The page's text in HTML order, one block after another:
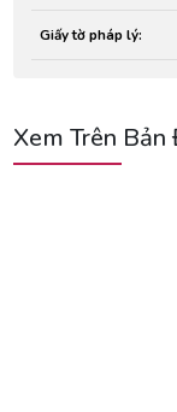
Giấy tờ pháp lý:
Xem Trên Bản